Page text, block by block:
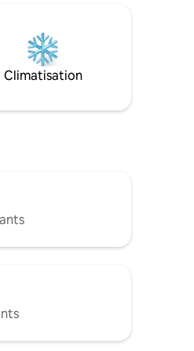
le spacieux balcon au
la vue sur l'eau
le plaisir de l'hiver,
Resort est à
parfaite toute l'année.
Climatisation